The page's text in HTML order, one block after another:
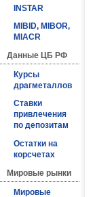
INSTAR
MIBID, MIBOR,
MIACR
Данные ЦБ РФ
Курсы
драгметаллов
Ставки
привлечения
по депозитам
Остатки на
корсчетах
Мировые рынки
Мировые